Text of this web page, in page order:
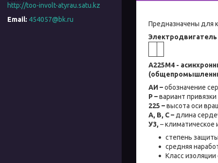
Предназначены для
А225М4 -
АИ –обозначение
Р –вариант
225 –высота оси
А, В, С – длина
У3, – климатическое
cтепень
средняя
Класс
http://too-involt-atyrau.satu.kz
454057@bk.ru